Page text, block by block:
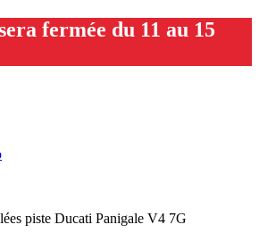
fermée du 11 au 15
piste Ducati Panigale V4 7G